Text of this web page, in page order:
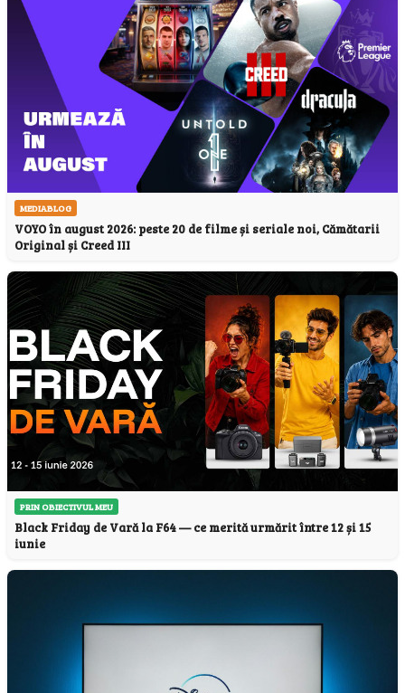
MEDIABLOG
VOYO în august 2026: peste 20 de filme și seriale noi, Cămătarii
Original și Creed III
PRIN OBIECTIVUL MEU
Black Friday de Vară la F64 — ce merită urmărit între 12 și 15
iunie